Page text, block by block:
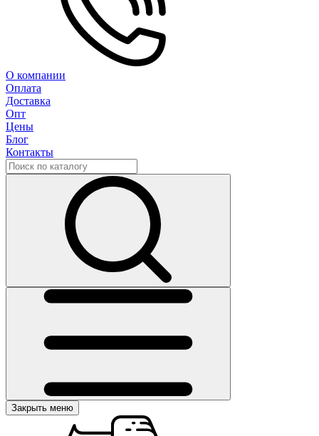
О компании
Оплата
Доставка
Опт
Цены
Блог
Контакты
Закрыть меню